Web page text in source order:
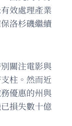
效處理產業
洛杉磯繼續
關注電影與
柱。然而近
優惠的州與
損失數十億